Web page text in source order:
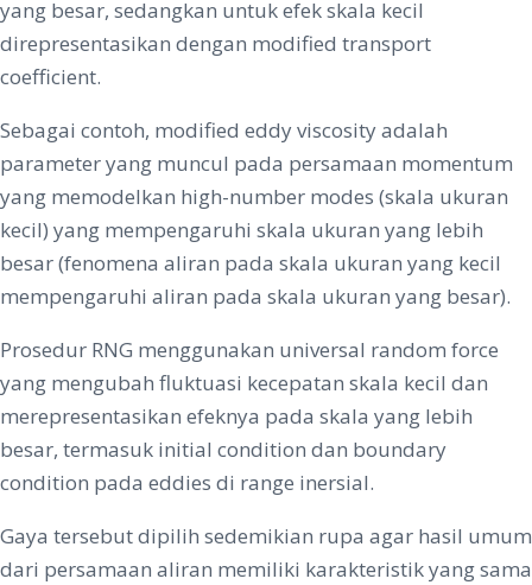
yang besar, sedangkan untuk efek skala kecil
direpresentasikan dengan modified transport
coefficient.
Sebagai contoh, modified eddy viscosity adalah
parameter yang muncul pada persamaan momentum
yang memodelkan high-number modes (skala ukuran
kecil) yang mempengaruhi skala ukuran yang lebih
besar (fenomena aliran pada skala ukuran yang kecil
mempengaruhi aliran pada skala ukuran yang besar).
Prosedur RNG menggunakan universal random force
yang mengubah fluktuasi kecepatan skala kecil dan
merepresentasikan efeknya pada skala yang lebih
besar, termasuk initial condition dan boundary
condition pada eddies di range inersial.
Gaya tersebut dipilih sedemikian rupa agar hasil umum
dari persamaan aliran memiliki karakteristik yang sama